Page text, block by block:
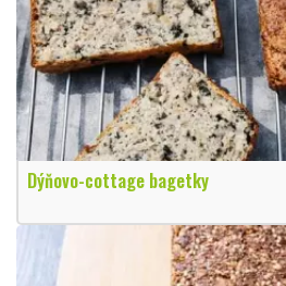
Dýňovo-cottage bagetky